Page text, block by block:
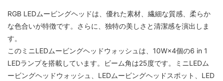
RGB LEDムービングヘッドは、優れた素材、繊細な質感、柔らか
な色合いが特徴です。さらに、独特の美しさと清潔感を演出しま
す。
このミニLEDムービングヘッドウォッシュは、10W×4個の6 in 1
LEDランプを搭載しています。ビーム角は25度です。ミニLEDム
ービングヘッドウォッシュ、LEDムービングヘッドスポット、LED